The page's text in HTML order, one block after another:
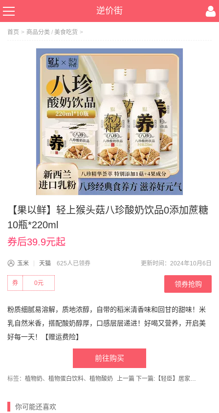
逆价街
首页 > 商品分类 / 美食吃货 >
【果以鲜】轻上猴头菇八珍酸奶饮品0添加蔗糖
10瓶*220ml
券后39.9元起
玉米 天猫 625人已领券 更新时间：2024年10月6日
0元
券 领券抢购
粉质细腻易溶解，质地浓醇，自带的稻米清香味和回甘的甜味！米
乳自然米香，搭配酸奶醇厚，口感层层递进！好喝又营养，开启美
好每一天！【赠运费险】
前往购买
标签： 植物奶、 植物蛋白饮料、 植物酸奶 上一篇 下一篇: 【轻臣】居家室内毛毛绒厚底防滑男女棉拖
你可能还喜欢